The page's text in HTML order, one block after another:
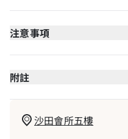
注意事項
附註
沙田會所五樓